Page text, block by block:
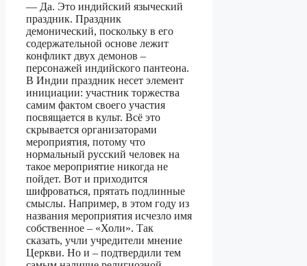
— Да. Это индийский языческий
праздник. Праздник
демонический, поскольку в его
содержательной основе лежит
конфликт двух демонов –
персонажей индийского пантеона.
В Индии праздник несет элемент
инициации: участник торжества
самим фактом своего участия
посвящается в культ. Всё это
скрывается организаторами
мероприятия, потому что
нормальный русский человек на
такое мероприятие никогда не
пойдет. Вот и приходится
шифроваться, прятать подлинные
смыслы. Например, в этом году из
названия мероприятия исчезло имя
собственное – «Холи». Так
сказать, учли учредители мнение
Церкви. Но и – подтвердили тем